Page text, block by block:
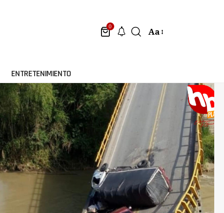
0 Aa
ENTRETENIMIENTO